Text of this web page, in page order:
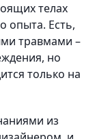
телах
опыта. Есть,
травмами –
но
только на
из